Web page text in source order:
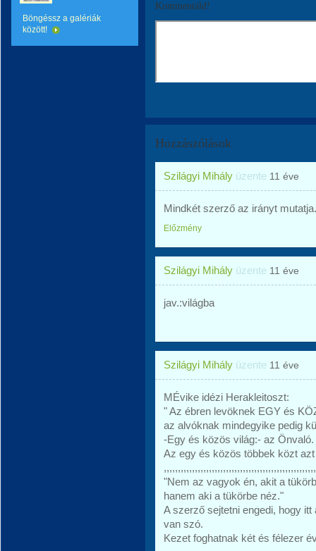
Böngéssz a galériák
között!
Kommentáld!
Hozzászólások
Szilágyi Mihály üzente 11 éve
Mindkét szerző az irányt mutatja.
Előzmény
Szilágyi Mihály üzente 11 éve
jav.:világba
Szilágyi Mihály üzente 11 éve
MÉvike idézi Herakleitoszt:
" Az ébren levöknek EGY és
az alvóknak mindegyike pedig
-Egy és közös világ:- az Önvaló.
Az egy és közös többek közt
"Nem az vagyok én, akit a
hanem aki a tükörbe néz."
A szerző sejtetni engedi, hogy itt
van szó.
Kezet foghatnak két és félezer